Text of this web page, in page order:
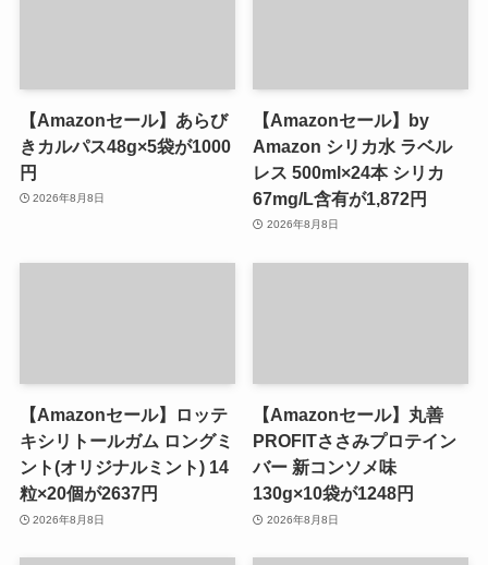
【Amazonセール】あらび
きカルパス48g×5袋が1000
円
2026年8月8日
【Amazonセール】by
Amazon シリカ水 ラベル
レス 500ml×24本 シリカ
67mg/L含有が1,872円
2026年8月8日
【Amazonセール】ロッテ
キシリトールガム ロングミ
ント(オリジナルミント) 14
粒×20個が2637円
2026年8月8日
【Amazonセール】丸善
PROFITささみプロテイン
バー 新コンソメ味
130g×10袋が1248円
2026年8月8日